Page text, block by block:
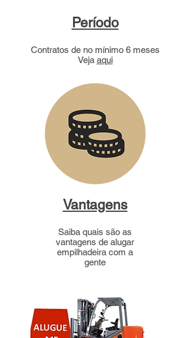
Período
Contratos de no mínimo 6 meses
Veja aqui
Vantagens
Saiba quais são as
vantagens de alugar
empilhadeira com a
gente